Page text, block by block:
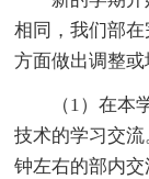
相同，我们部
方面做出调整或
（1）在
技术的学习交
钟左右的部内